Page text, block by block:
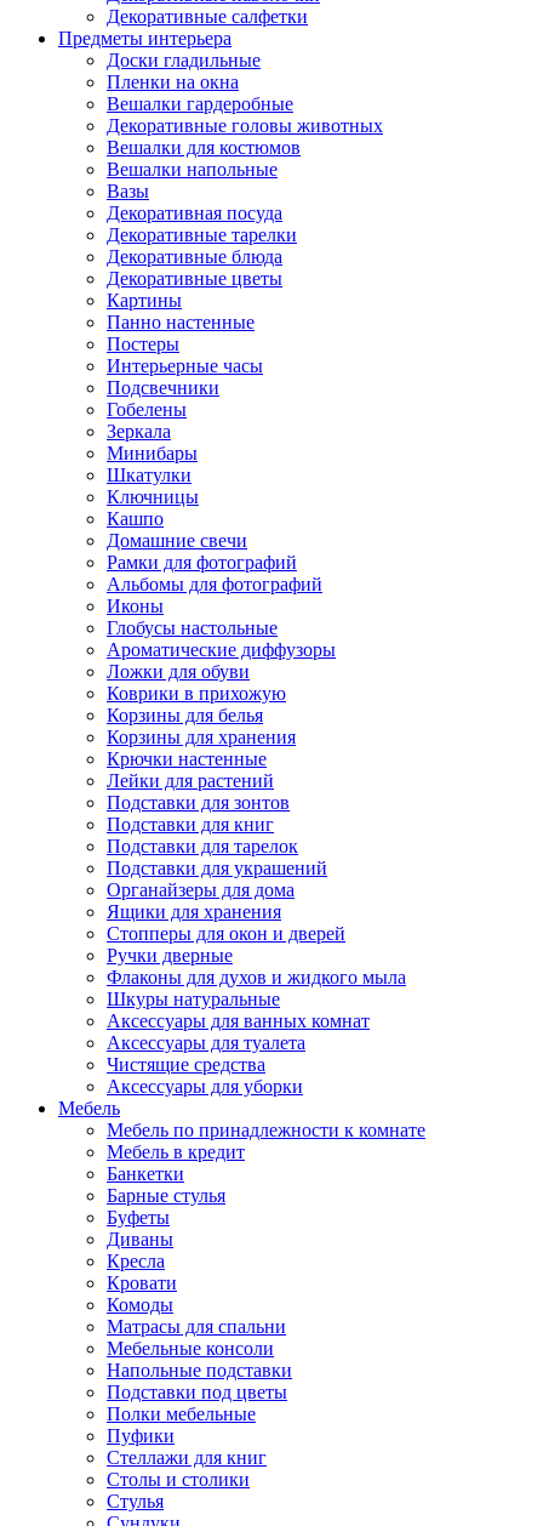
Декоративные салфетки
Предметы интерьера
Доски гладильные
Пленки на окна
Вешалки гардеробные
Декоративные головы животных
Вешалки для костюмов
Вешалки напольные
Вазы
Декоративная посуда
Декоративные тарелки
Декоративные блюда
Декоративные цветы
Картины
Панно настенные
Постеры
Интерьерные часы
Подсвечники
Гобелены
Зеркала
Минибары
Шкатулки
Ключницы
Кашпо
Домашние свечи
Рамки для фотографий
Альбомы для фотографий
Иконы
Глобусы настольные
Ароматические диффузоры
Ложки для обуви
Коврики в прихожую
Корзины для белья
Корзины для хранения
Крючки настенные
Лейки для растений
Подставки для зонтов
Подставки для книг
Подставки для тарелок
Подставки для украшений
Органайзеры для дома
Ящики для хранения
Стопперы для окон и дверей
Ручки дверные
Флаконы для духов и жидкого мыла
Шкуры натуральные
Аксессуары для ванных комнат
Аксессуары для туалета
Чистящие средства
Аксессуары для уборки
Мебель
Мебель по принадлежности к комнате
Мебель в кредит
Банкетки
Барные стулья
Буфеты
Диваны
Кресла
Кровати
Комоды
Матрасы для спальни
Мебельные консоли
Напольные подставки
Подставки под цветы
Полки мебельные
Пуфики
Стеллажи для книг
Столы и столики
Стулья